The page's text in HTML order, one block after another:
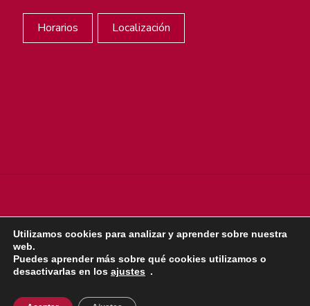
Horarios Localización
© sjdigital 2022 |Política de privacidad|Aviso legal
Política de cookies
Utilizamos cookies para analizar y aprender sobre nuestra
web.
Puedes aprender más sobre qué cookies utilizamos o
desactivarlas en los ajustes .